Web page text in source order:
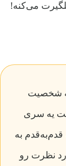
می‌کنه!
شخصیت
یه سری
به
نظرت رو